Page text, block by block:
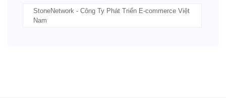
StoneNetwork - Công Ty Phát Triển E-commerce Việt
Nam